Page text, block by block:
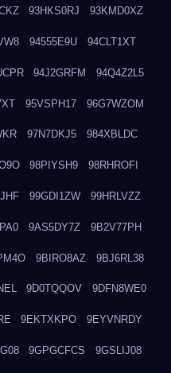
93HKS0RJ 93KMD0XZ
94555E9U 94CLT1XT
94J2GRFM 94Q4Z2L5
95VSPH17 96G7WZOM
97N7DKJ5 984XBLDC
98PIYSH9 98RHROFI
99GDI1ZW 99HRLVZZ
9AS5DY7Z 9B2V77PH
9BIRO8AZ 9BJ6RL38
9D0TQQOV 9DFN8WE0
9EKTXKPO 9EYVNRDY
9GPGCFCS 9GSLIJ08